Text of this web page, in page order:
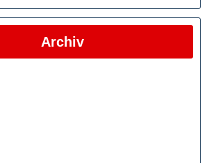
Archiv